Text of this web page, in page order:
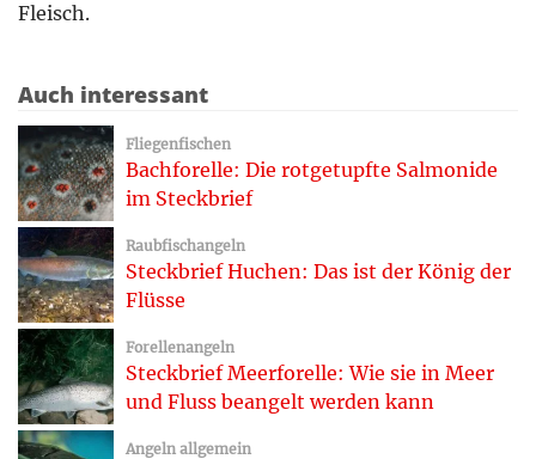
Fleisch.
Auch interessant
Fliegenfischen
Bachforelle: Die rotgetupfte Salmonide
im Steckbrief
Raubfischangeln
Steckbrief Huchen: Das ist der König der
Flüsse
Forellenangeln
Steckbrief Meerforelle: Wie sie in Meer
und Fluss beangelt werden kann
Angeln allgemein